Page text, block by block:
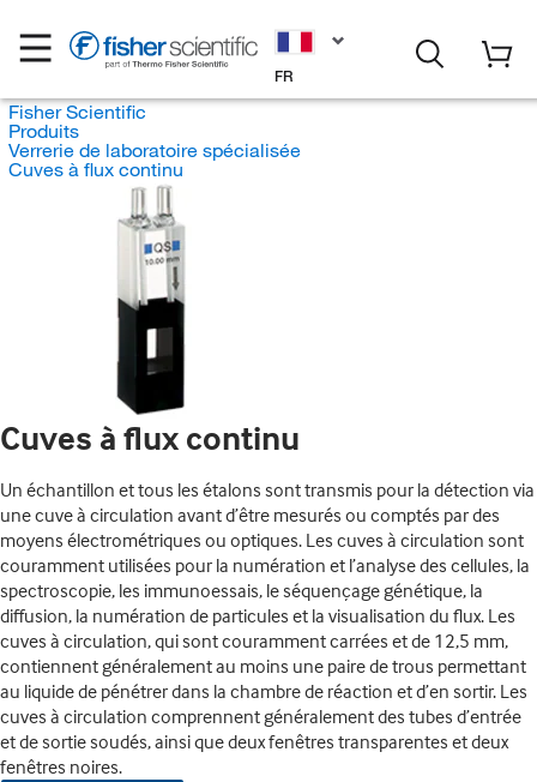
FR
Fisher Scientific
Produits
Verrerie de laboratoire spécialisée
Cuves à flux continu
Cuves à flux continu
Un échantillon et tous les étalons sont transmis pour la détection via
une cuve à circulation avant d’être mesurés ou comptés par des
moyens électrométriques ou optiques. Les cuves à circulation sont
couramment utilisées pour la numération et l’analyse des cellules, la
spectroscopie, les immunoessais, le séquençage génétique, la
diffusion, la numération de particules et la visualisation du flux. Les
cuves à circulation, qui sont couramment carrées et de 12,5 mm,
contiennent généralement au moins une paire de trous permettant
au liquide de pénétrer dans la chambre de réaction et d’en sortir. Les
cuves à circulation comprennent généralement des tubes d’entrée
et de sortie soudés, ainsi que deux fenêtres transparentes et deux
fenêtres noires.